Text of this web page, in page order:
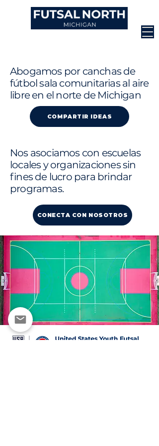
Abogamos por canchas de
fútbol sala comunitarias al aire
libre en el norte de Michigan
COMPARTIR IDEAS
Nos asociamos con escuelas
locales y organizaciones sin
fines de lucro para brindar
programas.
CONECTA CON NOSOTROS